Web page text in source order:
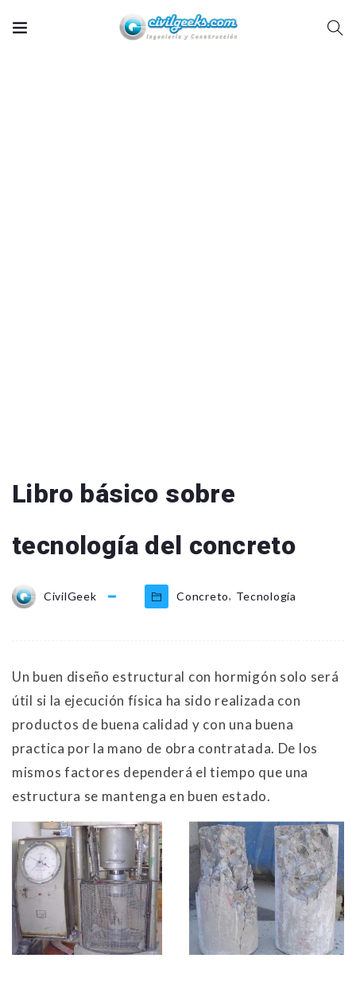
Libro básico sobre
tecnología del concreto
CivilGeek Concreto, Tecnología
Un buen diseño estructural con hormigón solo será
útil si la ejecución física ha sido realizada con
productos de buena calidad y con una buena
practica por la mano de obra contratada. De los
mismos factores dependerá el tiempo que una
estructura se mantenga en buen estado.